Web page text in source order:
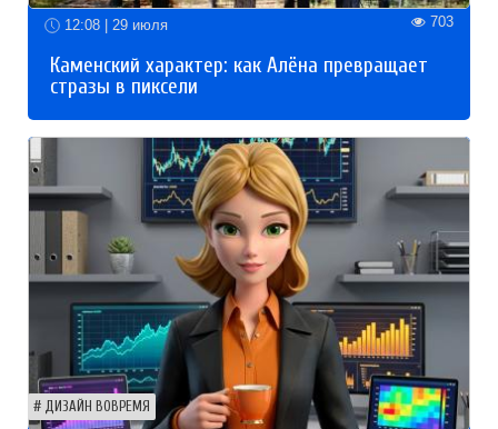
12:08 | 29 июля 703
Каменский характер: как Алёна превращает
стразы в пиксели
ДИЗАЙН ВОВРЕМЯ